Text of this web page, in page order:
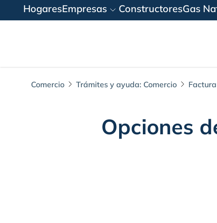
HogaresEmpresas ConstructoresGas
Comercio Trámites y ayuda: Comercio Factura
Opciones